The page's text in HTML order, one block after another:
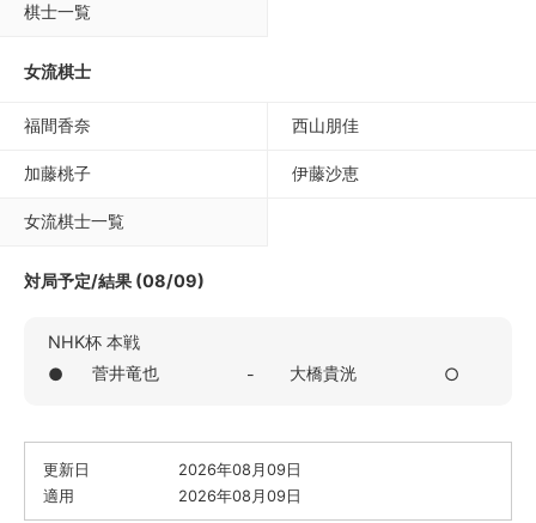
棋士一覧
女流棋士
福間香奈 西山朋佳
加藤桃子 伊藤沙恵
女流棋士一覧
対局予定/結果 (08/09)
NHK杯 本戦
●
菅井竜也 - 大橋貴洸 ○
更新日
2026年08月09日
適用
2026年08月09日